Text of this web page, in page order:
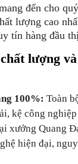
đến cho
lượng cao
tín hàng đầu
lượng
100%: Toàn
kệ công nghiệp
xưởng Quang
hiện đại,